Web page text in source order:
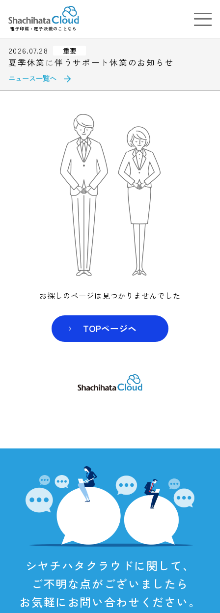
電子印鑑・電子決裁のことなら
2026.07.28 重要
夏季休業に伴うサポート休業のお知らせ
ニュース一覧へ
お探しのページは見つかりませんでした
TOPページヘ
シヤチハタクラウドに関して、
ご不明な点がございましたら
お気軽にお問い合わせください。